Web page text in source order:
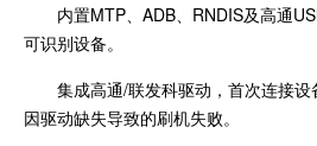
内置MTP、ADB、RNDIS及高通
可识别设备。
集成高通/联发科驱动，首次连接
因驱动缺失导致的刷机失败。